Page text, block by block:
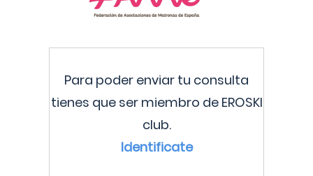
Para poder enviar tu consulta
tienes que ser miembro de EROSKI
club.
Identificate